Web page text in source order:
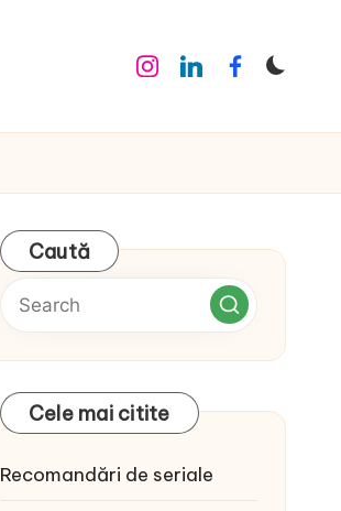
Instagram
LinkedinFacebook
Caută
Cele mai citite
Recomandări de seriale